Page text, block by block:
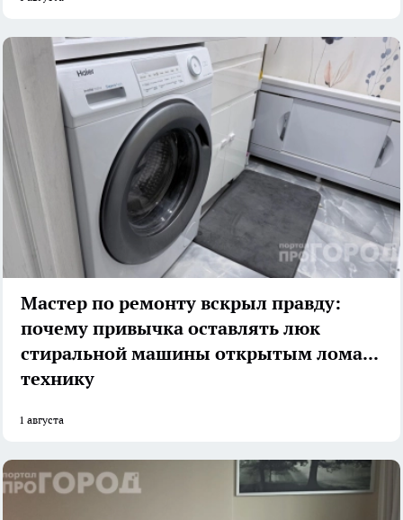
Мастер по ремонту вскрыл правду:
почему привычка оставлять люк
стиральной машины открытым ломает
технику
1 августа